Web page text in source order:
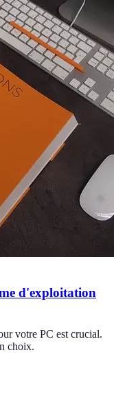
d'exploitation
votre PC est crucial.
choix.